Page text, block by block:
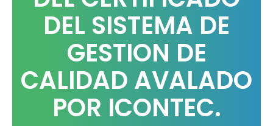
DEL SISTEMA DE
GESTION DE
CALIDAD AVALADO
POR ICONTEC.